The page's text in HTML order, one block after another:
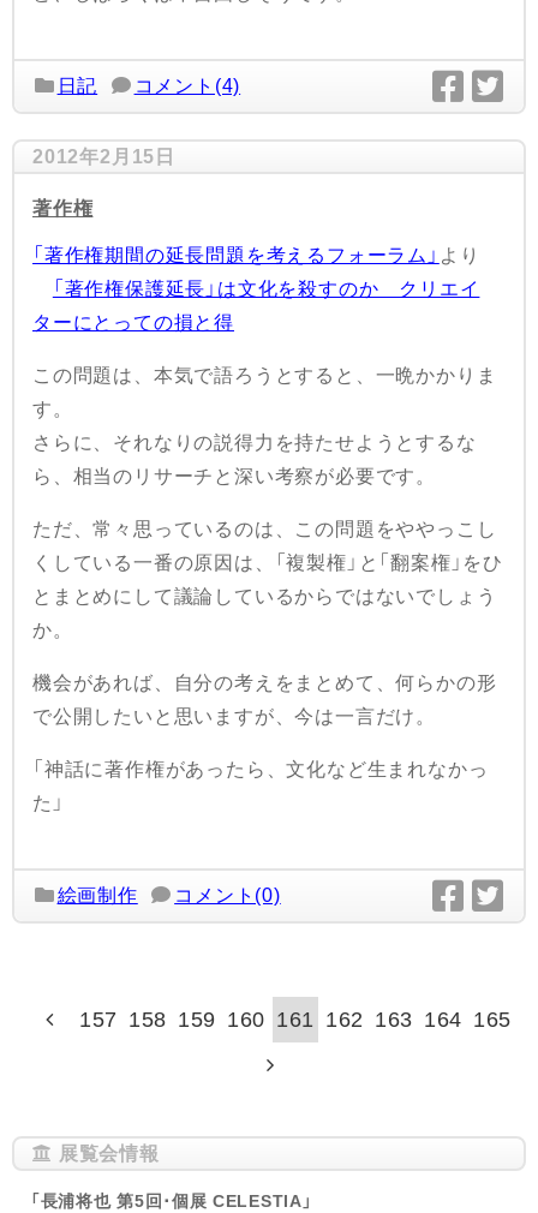
日記 コメント(4)
2012年2月15日
著作権
「著作権期間の延長問題を考えるフォーラム」 より
「著作権保護延長」は文化を殺すのか クリエイ
ターにとっての損と得
この問題は、本気で語ろうとすると、一晩かかりま
す。
さらに、それなりの説得力を持たせようとするな
ら、相当のリサーチと深い考察が必要です。
ただ、常々思っているのは、この問題をややっこし
くしている一番の原因は、「複製権」と「翻案権」をひ
とまとめにして議論しているからではないでしょう
か。
機会があれば、自分の考えをまとめて、何らかの形
で公開したいと思いますが、今は一言だけ。
「神話に著作権があったら、文化など生まれなかっ
た」
絵画制作 コメント(0)
157 158 159 160 161 162 163 164 165
展覧会情報
「長浦将也 第5回･個展 CELESTIA」